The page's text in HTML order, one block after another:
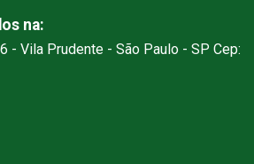
na:
- Vila Prudente - São Paulo - SP Cep: